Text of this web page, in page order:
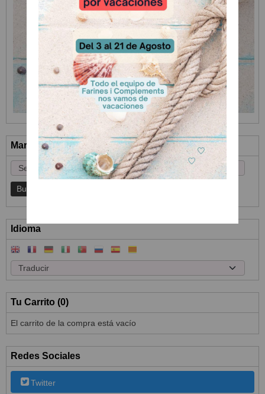
Marcas
Idioma
Tu Carrito (0)
El carrito de la compra está vacío
Redes Sociales
Twitter